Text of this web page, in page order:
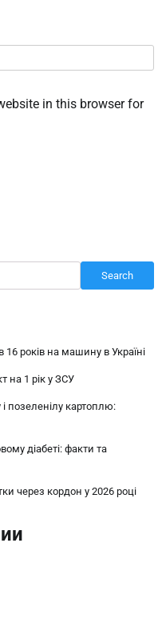
in this browser for
Search
років на машину в Україні
на 1 рік у ЗСУ
позеленілу картоплю:
діабеті: факти та
через кордон у 2026 році